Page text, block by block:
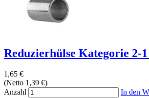
Reduzierhülse Kategorie 2-
1,65 €
(Netto 1,39 €)
Anzahl
In den